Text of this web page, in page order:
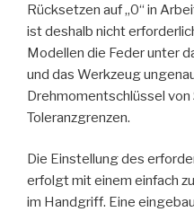
Rücksetzen auf „0“ in
ist deshalb nicht
Modellen die Feder unter
und das Werkzeug
Drehmomentschlüssel von
Toleranzgrenzen.
Die Einstellung des
erfolgt mit einem einfach
im Handgriff. Eine